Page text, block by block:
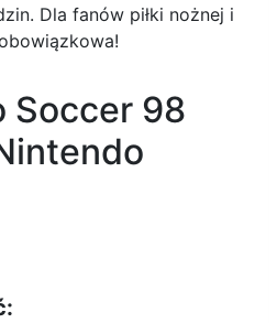
Dla fanów piłki nożnej i
Soccer 98